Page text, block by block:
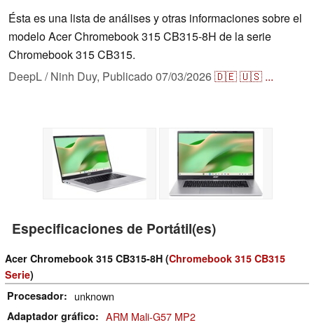
Ésta es una lista de análises y otras informaciones sobre el
modelo Acer Chromebook 315 CB315-8H de la serie
Chromebook 315 CB315.
DeepL / Ninh Duy, Publicado 07/03/2026🇩🇪🇺🇸 ...
Especificaciones de Portátil(es)
Acer Chromebook 315 CB315-8H (Chromebook 315 CB315
Serie)
Procesador
unknown
Adaptador gráfico ARM Mali-G57 MP2